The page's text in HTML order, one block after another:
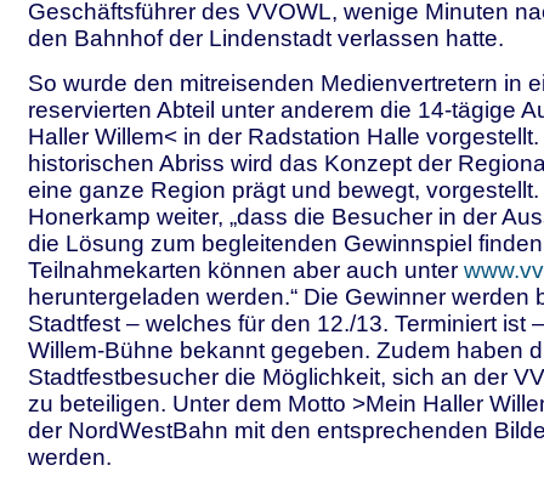
Geschäftsführer des VVOWL, wenige Minuten
den Bahnhof der Lindenstadt verlassen hatte.
So wurde den mitreisenden Medienvertretern in
reservierten Abteil unter anderem die 14-tägige
Haller Willem< in der Radstation Halle
historischen Abriss wird das Konzept der
eine ganze Region prägt und bewegt, vorgestellt.
Honerkamp weiter, „dass die Besucher in der
die Lösung zum begleitenden Gewinnspiel
Teilnahmekarten können aber auch unter
heruntergeladen werden.“ Die Gewinner werden
Stadtfest – welches für den 12./13. Terminiert ist
Willem-Bühne bekannt gegeben. Zudem haben
Stadtfestbesucher die Möglichkeit, sich an der
zu beteiligen. Unter dem Motto >Mein Haller
der NordWestBahn mit den entsprechenden
werden.